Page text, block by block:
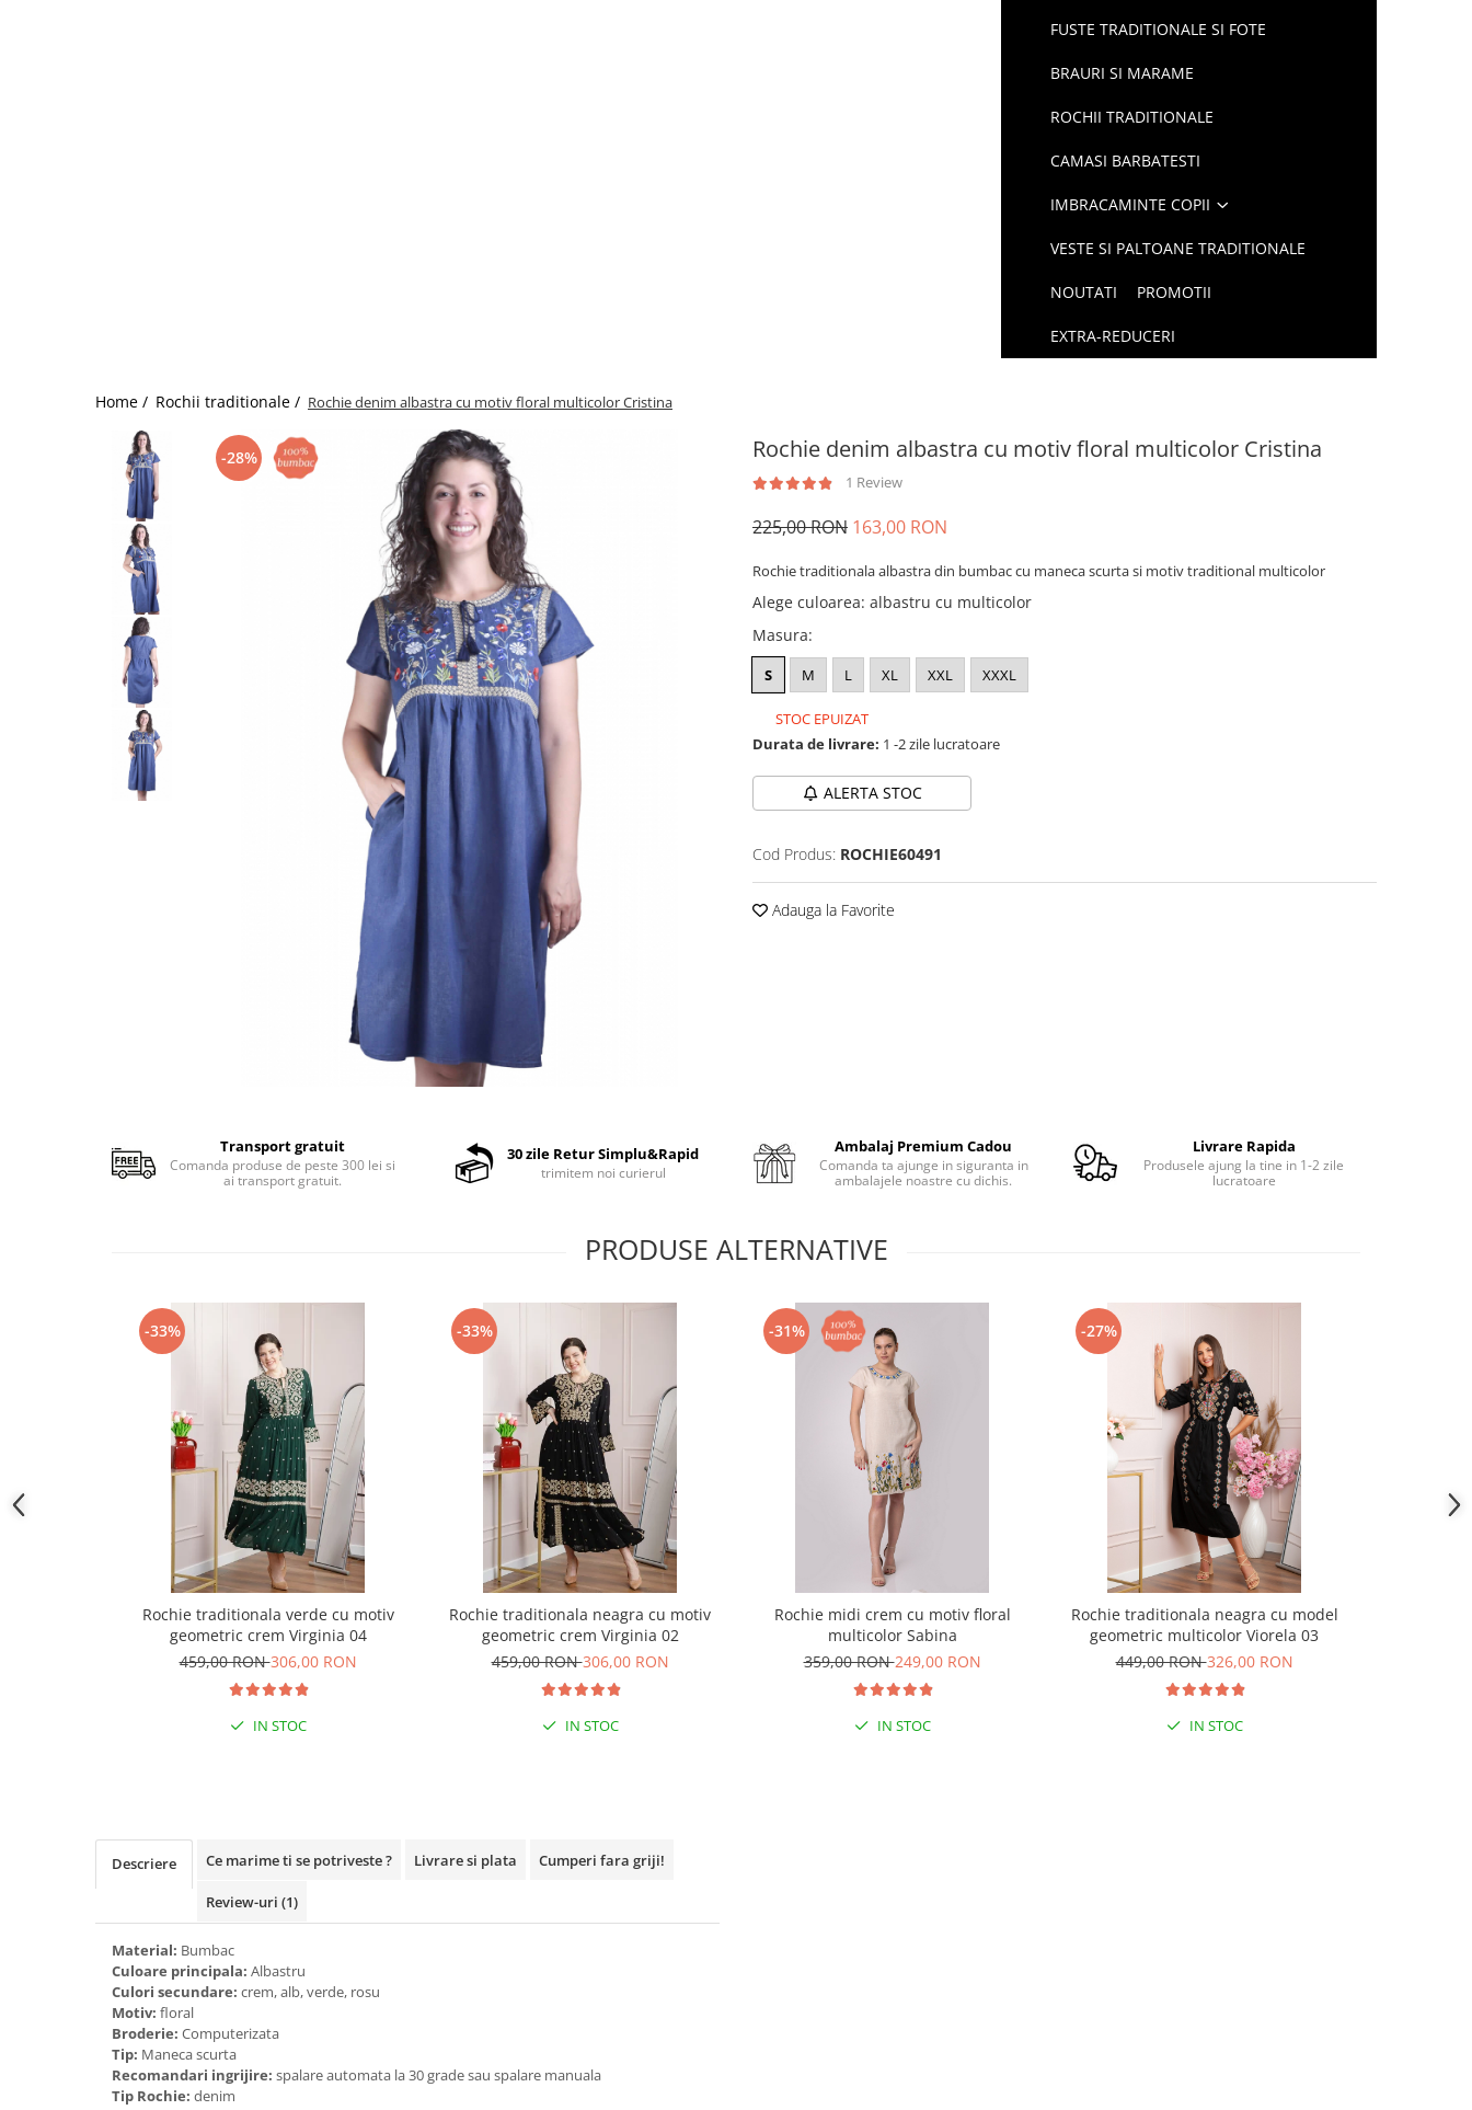
FUSTE TRADITIONALE SI FOTE
BRAURI SI MARAME
ROCHII TRADITIONALE
CAMASI BARBATESTI
IMBRACAMINTE COPII
VESTE SI PALTOANE TRADITIONALE
NOUTATI PROMOTII
EXTRA-REDUCERI
Home / Rochii traditionale / Rochie denim albastra cu motiv floral multicolor Cristina
Rochie denim albastra cu motiv floral multicolor Cristina
1 Review
-28%
225,00 RON 163,00 RON
Rochie traditionala albastra din bumbac cu maneca scurta si motiv traditional multicolor
Alege culoarea: albastru cu multicolor
Masura:
S M L XL XXL XXXL
STOC EPUIZAT
Durata de livrare: 1 -2 zile lucratoare
ALERTA STOC
Cod Produs: ROCHIE60491
Adauga la Favorite
Transport gratuit
Comanda produse de peste 300 lei si
ai transport gratuit.
30 zile Retur Simplu&Rapid
trimitem noi curierul
Ambalaj Premium Cadou
Comanda ta ajunge in siguranta in
ambalajele noastre cu dichis.
Livrare Rapida
Produsele ajung la tine in 1-2 zile
lucratoare
PRODUSE ALTERNATIVE
-33%
Rochie traditionala verde cu motiv
geometric crem Virginia 04
459,00 RON306,00 RON
IN STOC
-33%
Rochie traditionala neagra cu motiv
geometric crem Virginia 02
459,00 RON306,00 RON
IN STOC
-31%
Rochie midi crem cu motiv floral
multicolor Sabina
359,00 RON249,00 RON
IN STOC
-27%
Rochie traditionala neagra cu model
geometric multicolor Viorela 03
449,00 RON326,00 RON
IN STOC
Descriere Ce marime ti se potriveste ? Livrare si plata Cumperi fara griji!
Review-uri (1)
Material: Bumbac
Culoare principala: Albastru
Culori secundare: crem, alb, verde, rosu
Motiv: floral
Broderie: Computerizata
Tip: Maneca scurta
Recomandari ingrijire: spalare automata la 30 grade sau spalare manuala
Tip Rochie: denim